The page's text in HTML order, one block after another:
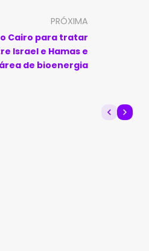
PRÓXIMA
Cairo para tratar
Israel e Hamas e
de bioenergia